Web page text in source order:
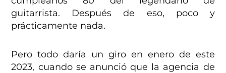
guitarrista. Después de eso, poco y
prácticamente nada.
Pero todo daría un giro en enero de este
2023, cuando se anunció que la agencia de